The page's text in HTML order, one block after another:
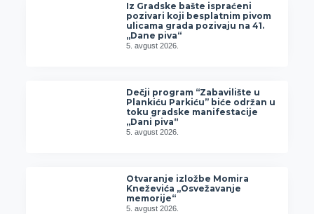
Iz Gradske bašte ispraćeni
pozivari koji besplatnim pivom
ulicama grada pozivaju na 41.
„Dane piva“
5. avgust 2026.
Dečji program “Zabavilište u
Plankiću Parkiću” biće održan u
toku gradske manifestacije
„Dani piva“
5. avgust 2026.
Otvaranje izložbe Momira
Kneževića „Osvežavanje
memorije“
5. avgust 2026.